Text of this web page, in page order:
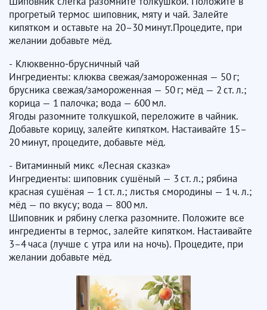
прогретый термос шиповник, мяту и чай. Залейте
кипятком и оставьте на 20–30 минут.Процедите, при
желании добавьте мёд.
- Клюквенно‑брусничный чай
Ингредиенты: клюква свежая/замороженная — 50 г;
брусника свежая/замороженная — 50 г; мёд — 2 ст. л.;
корица — 1 палочка; вода — 600 мл.
Ягоды разомните толкушкой, переложите в чайник.
Добавьте корицу, залейте кипятком. Настаивайте 15–
20 минут, процедите, добавьте мёд.
​​​​​​​- Витаминный микс «Лесная сказка»
Ингредиенты: шиповник сушёный — 3 ст. л.; рябина
красная сушёная — 1 ст. л.; листья смородины — 1 ч. л.;
мёд — по вкусу; вода — 800 мл.
Шиповник и рябину слегка разомните. Положите все
ингредиенты в термос, залейте кипятком. Настаивайте
3–4 часа (лучше с утра или на ночь). Процедите, при
желании добавьте мёд.